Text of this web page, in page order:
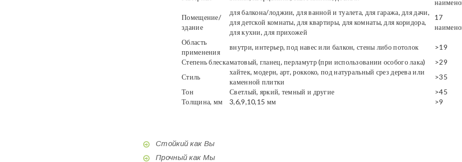
Помещение/
здание
для балкона/лоджии, для ванной и туалета, для гаража, для дачи,
для детской комнаты, для квартиры, для комнаты, для коридора,
для кухни, для прихожей
17
Область
применения
внутри, интерьер, под навес или балкон, стены либо потолок
>19
Степень блескаматовый, гланец, перламутр (при использовании особого лака)
>29
Стиль
хайтек, модерн, арт, роккоко, под натуральный срез дерева или
каменной плитки
>35
Тон
Светлый, яркий, темный и другие
>45
Толщина, мм
3,6,9,10,15 мм >9
Стойкий как Вы
Прочный как Мы